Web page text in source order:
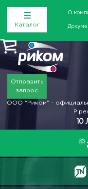
Каталог
О
Отправить
запрос
ООО "Риком" -
10